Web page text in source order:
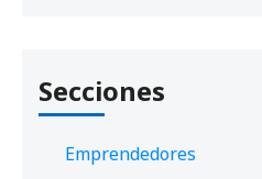
Secciones
Emprendedores